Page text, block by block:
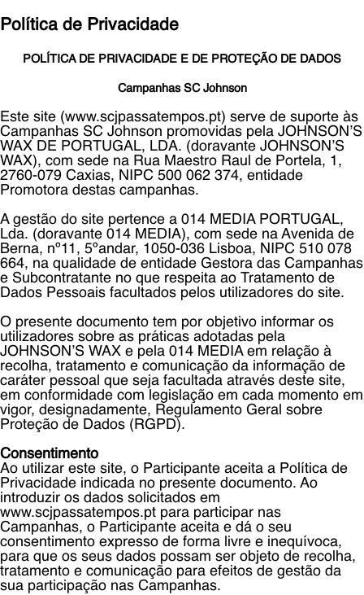
Política de Privacidade
POLÍTICA DE PRIVACIDADE E DE PROTEÇÃO DE DADOS
Campanhas SC Johnson
Este site (www.scjpassatempos.pt) serve de suporte às
Campanhas SC Johnson promovidas pela JOHNSON’S
WAX DE PORTUGAL, LDA. (doravante JOHNSON’S
WAX), com sede na Rua Maestro Raul de Portela, 1,
2760-079 Caxias, NIPC 500 062 374, entidade
Promotora destas campanhas.
A gestão do site pertence a 014 MEDIA PORTUGAL,
Lda. (doravante 014 MEDIA), com sede na Avenida de
Berna, nº11, 5ºandar, 1050-036 Lisboa, NIPC 510 078
664, na qualidade de entidade Gestora das Campanhas
e Subcontratante no que respeita ao Tratamento de
Dados Pessoais facultados pelos utilizadores do site.
O presente documento tem por objetivo informar os
utilizadores sobre as práticas adotadas pela
JOHNSON’S WAX e pela 014 MEDIA em relação à
recolha, tratamento e comunicação da informação de
caráter pessoal que seja facultada através deste site,
em conformidade com legislação em cada momento em
vigor, designadamente, Regulamento Geral sobre
Proteção de Dados (RGPD).
Consentimento
Ao utilizar este site, o Participante aceita a Política de
Privacidade indicada no presente documento. Ao
introduzir os dados solicitados em
www.scjpassatempos.pt para participar nas
Campanhas, o Participante aceita e dá o seu
consentimento expresso de forma livre e inequívoca,
para que os seus dados possam ser objeto de recolha,
tratamento e comunicação para efeitos de gestão da
sua participação nas Campanhas.